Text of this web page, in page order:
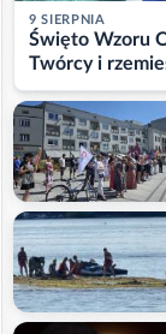
9 SIERPNIA
Święto Wzoru
Twórcy i